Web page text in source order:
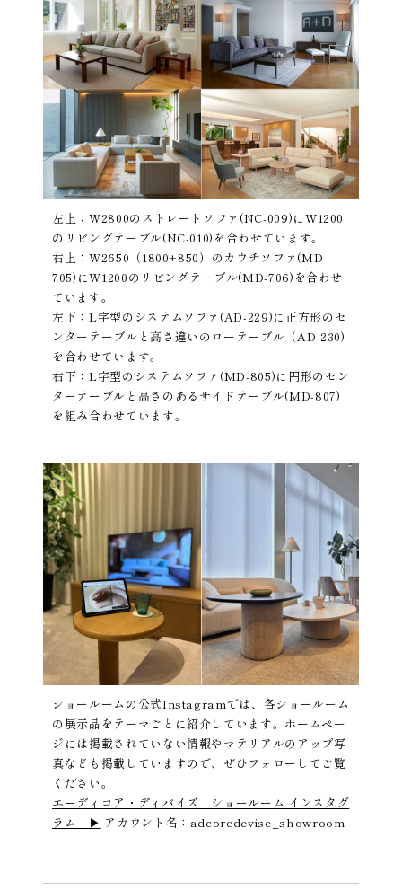
左上：W2800のストレートソファ(NC-009)にW1200
のリビングテーブル(NC-010)を合わせています。
右上：W2650（1800+850）のカウチソファ(MD-
705)にW1200のリビングテーブル(MD-706)を合わせ
ています。
左下：L字型のシステムソファ(AD-229)に正方形のセ
ンターテーブルと高さ違いのローテーブル（AD-230)
を合わせています。
右下：L字型のシステムソファ(MD-805)に円形のセン
ターテーブルと高さのあるサイドテーブル(MD-807)
を組み合わせています。
ショールームの公式Instagramでは、各ショールーム
の展示品をテーマごとに紹介しています。ホームペー
ジには掲載されていない情報やマテリアルのアップ写
真なども掲載していますので、ぜひフォローしてご覧
ください。
エーディコア・ディバイズ ショールーム インスタグ
ラム ▶︎ アカウント名：adcoredevise_showroom